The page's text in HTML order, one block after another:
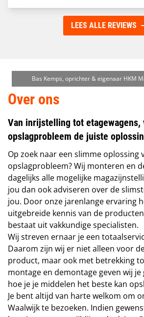
LEES ALLE REVIEWS
Bas Kemps, oprichter & eigenaar HKM
Over ons
Van inrijstelling tot etagewagens,
opslagprobleem de juiste
Op zoek naar een slimme oplossing
opslagprobleem? Wij monteren en
dagelijks alle mogelijke
jou dan ook adviseren over de
jou. Door onze jarenlange ervaring
uitgebreide kennis van de
bestaat uit vakkundige specialisten.
Wij streven ernaar je een
Daarom zijn wij er niet alleen voor
product, maar ook met betrekking
montage en demontage geven wij je
hoe je je middelen het beste kan
Je bent altijd van harte welkom om
Waalwijk te bezoeken. Indien